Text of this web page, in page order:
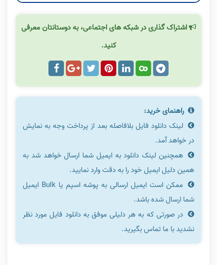
اشتراک گذاری در شبکه های اجتماعی، به دوستانتان معرفی
کنید.
راهنمای خرید:
لینک دانلود فایل بلافاصله بعد از پرداخت وجه به نمایش
در خواهد آمد.
همچنین لینک دانلود به ایمیل شما ارسال خواهد شد به
همین دلیل ایمیل خود را به دقت وارد نمایید.
ممکن است ایمیل ارسالی به پوشه اسپم یا Bulk ایمیل
شما ارسال شده باشد.
در صورتی که به هر دلیلی موفق به دانلود فایل مورد نظر
نشدید با ما تماس بگیرید.